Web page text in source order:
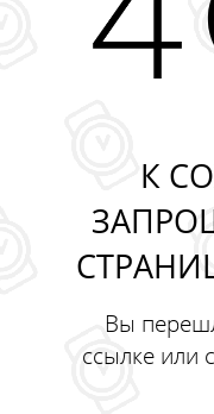
К
Вы
ссылке или